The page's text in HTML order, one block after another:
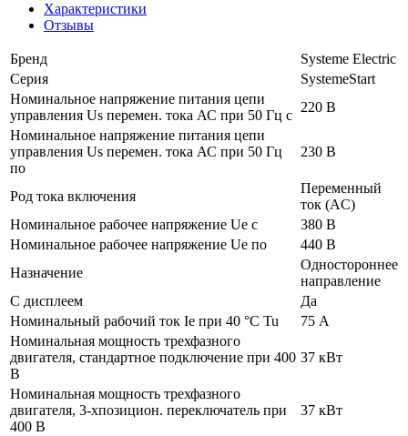
Характеристики
Отзывы
Бренд
Systeme Electric
Серия
SystemeStart
Номинальное напряжение питания цепи
управления Us перемен. тока АС при 50 Гц с
220 В
Номинальное напряжение питания цепи
управления Us перемен. тока АС при 50 Гц
по
230 В
Род тока включения
Переменный
ток (AC)
Номинальное рабочее напряжение Ue с
380 В
Номинальное рабочее напряжение Ue по
440 В
Назначение
Одностороннее
направление
С дисплеем
Да
Номинальный рабочий ток Ie при 40 °C Tu
75 А
Номинальная мощность трехфазного
двигателя, стандартное подключение при 400
В
37 кВт
Номинальная мощность трехфазного
двигателя, 3-хпозицион. переключатель при
400 В
37 кВт